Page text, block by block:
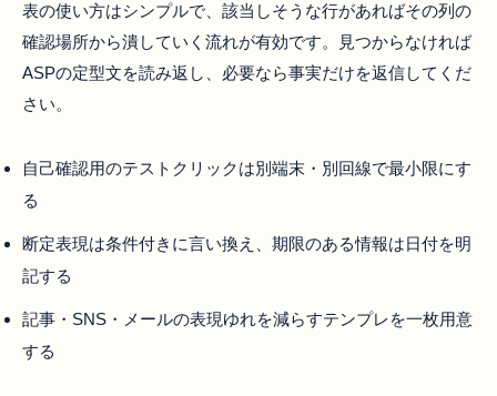
表の使い方はシンプルで、該当しそうな行があればその列の
確認場所から潰していく流れが有効です。見つからなければ
ASPの定型文を読み返し、必要なら事実だけを返信してくだ
さい。
自己確認用のテストクリックは別端末・別回線で最小限にす
る
断定表現は条件付きに言い換え、期限のある情報は日付を明
記する
記事・SNS・メールの表現ゆれを減らすテンプレを一枚用意
する